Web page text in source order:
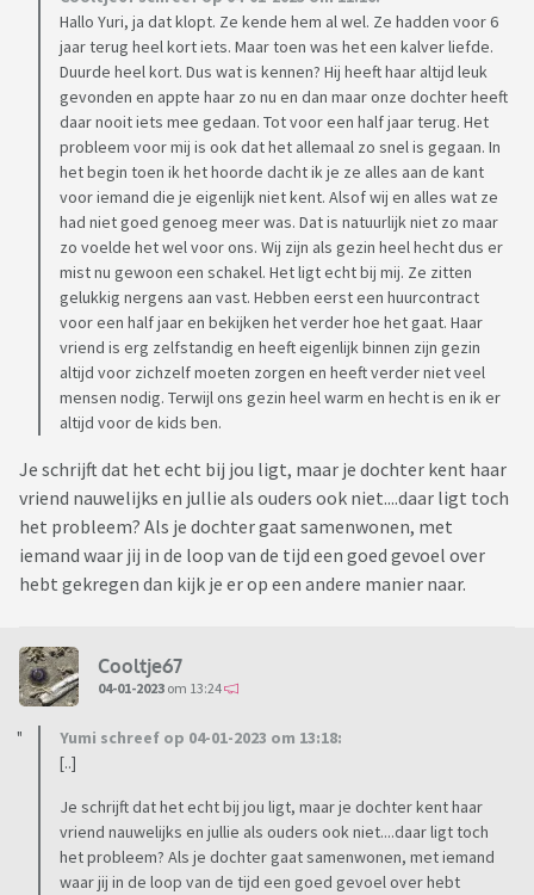
Hallo Yuri, ja dat klopt. Ze kende hem al wel. Ze hadden voor 6
jaar terug heel kort iets. Maar toen was het een kalver liefde.
Duurde heel kort. Dus wat is kennen? Hij heeft haar altijd leuk
gevonden en appte haar zo nu en dan maar onze dochter heeft
daar nooit iets mee gedaan. Tot voor een half jaar terug. Het
probleem voor mij is ook dat het allemaal zo snel is gegaan. In
het begin toen ik het hoorde dacht ik je ze alles aan de kant
voor iemand die je eigenlijk niet kent. Alsof wij en alles wat ze
had niet goed genoeg meer was. Dat is natuurlijk niet zo maar
zo voelde het wel voor ons. Wij zijn als gezin heel hecht dus er
mist nu gewoon een schakel. Het ligt echt bij mij. Ze zitten
gelukkig nergens aan vast. Hebben eerst een huurcontract
voor een half jaar en bekijken het verder hoe het gaat. Haar
vriend is erg zelfstandig en heeft eigenlijk binnen zijn gezin
altijd voor zichzelf moeten zorgen en heeft verder niet veel
mensen nodig. Terwijl ons gezin heel warm en hecht is en ik er
altijd voor de kids ben.
Je schrijft dat het echt bij jou ligt, maar je dochter kent haar
vriend nauwelijks en jullie als ouders ook niet....daar ligt toch
het probleem? Als je dochter gaat samenwonen, met
iemand waar jij in de loop van de tijd een goed gevoel over
hebt gekregen dan kijk je er op een andere manier naar.
Cooltje67
04-01-2023 om 13:24
Yumi schreef op 04-01-2023 om 13:18:
[..]
Je schrijft dat het echt bij jou ligt, maar je dochter kent haar
vriend nauwelijks en jullie als ouders ook niet....daar ligt toch
het probleem? Als je dochter gaat samenwonen, met iemand
waar jij in de loop van de tijd een goed gevoel over hebt